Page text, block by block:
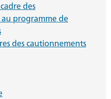
des
programme de
des cautionnements